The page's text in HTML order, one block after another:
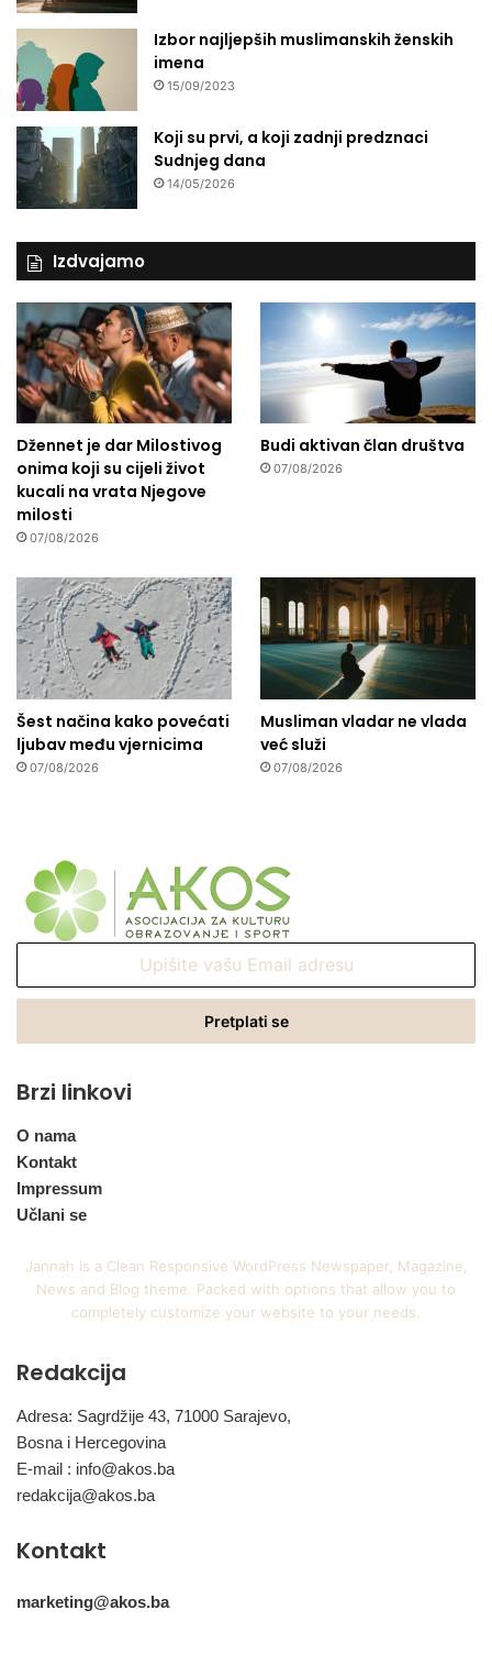
Izbor najljepših muslimanskih ženskih
imena
15/09/2023
Koji su prvi, a koji zadnji predznaci
Sudnjeg dana
14/05/2026
Izdvajamo
Džennet je dar Milostivog
onima koji su cijeli život
kucali na vrata Njegove
milosti
07/08/2026
Budi aktivan član društva
07/08/2026
Šest načina kako povećati
ljubav među vjernicima
07/08/2026
Musliman vladar ne vlada
već služi
07/08/2026
Email
Brzi linkovi
O nama
Kontakt
Impressum
Učlani se
Jannah is a Clean Responsive WordPress Newspaper, Magazine,
News and Blog theme. Packed with options that allow you to
completely customize your website to your needs.
Redakcija
Adresa: Sagrdžije 43, 71000 Sarajevo,
Bosna i Hercegovina
E-mail : info@akos.ba
redakcija@akos.ba
Kontakt
marketing@akos.ba